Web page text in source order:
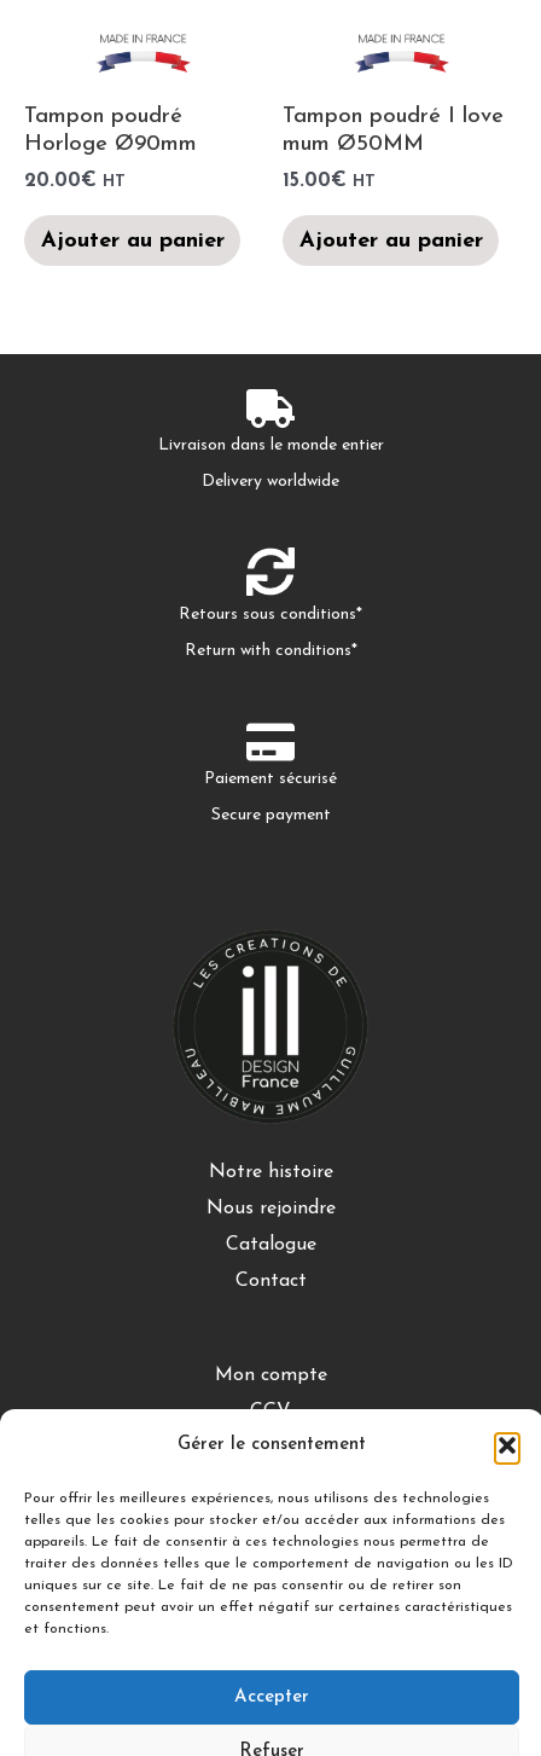
Gérer le consentement
Pour offrir les meilleures expériences, nous utilisons des technologies
telles que les cookies pour stocker et/ou accéder aux informations des
appareils. Le fait de consentir à ces technologies nous permettra de
traiter des données telles que le comportement de navigation ou les ID
uniques sur ce site. Le fait de ne pas consentir ou de retirer son
consentement peut avoir un effet négatif sur certaines caractéristiques
et fonctions.
Accepter
Refuser
Tampon poudré
Horloge Ø90mm
20.00€ HT
Ajouter au panier
Tampon poudré I love
mum Ø50MM
15.00€ HT
Ajouter au panier
Livraison dans le monde entier
Delivery worldwide
Retours sous conditions*
Return with conditions*
Paiement sécurisé
Secure payment
Notre histoire
Nous rejoindre
Catalogue
Contact
Mon compte
CGV
Mentions légales
DÉCOUVRIR
Nuances Gourmandes
Suivez-nous